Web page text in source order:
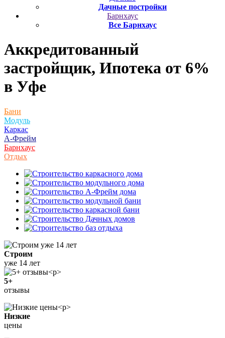
Дачные постройки
Барнхаус
Все Барнхаус
Аккредитованный
застройщик, Ипотека от 6%
в Уфе
Бани
Модуль
Каркас
А-Фрейм
Барнхаус
Отдых
Строим
уже 14 лет
5+
отзывы
Низкие
цены